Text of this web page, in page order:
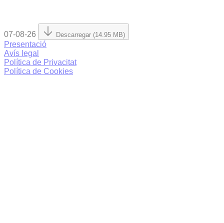
07-08-26 Descarregar (14.95 MB)
Presentació
Avís legal
Política de Privacitat
Política de Cookies